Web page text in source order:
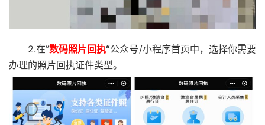
2.在”数码照片回执“公众号/小程序首页中，选择你需要
办理的照片回执证件类型。